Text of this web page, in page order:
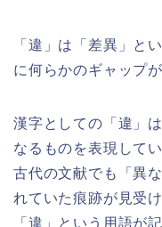
「違」は「差異」と
に何らかのギャップ
漢字としての「違」
なるものを表現して
古代の文献でも「異
れていた痕跡が見受
「違」という用語が